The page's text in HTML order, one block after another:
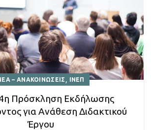
– ΑΝΑΚΟΙΝΩΣΕΙΣ , ΙΝΕΠ
Πρόσκληση Εκδήλωσης
για Ανάθεση Διδακτικού
Έργου